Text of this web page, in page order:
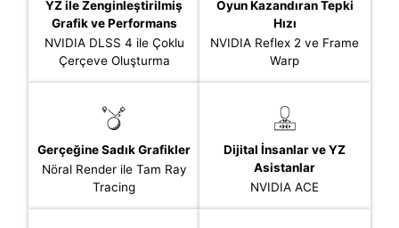
YZ ile Zenginleştirilmiş
Grafik ve Performans
NVIDIA DLSS 4 ile Çoklu
Çerçeve Oluşturma
Oyun Kazandıran Tepki
Hızı
NVIDIA Reflex 2 ve Frame
Warp
Gerçeğine Sadık Grafikler
Nöral Render ile Tam Ray
Tracing
Dijital İnsanlar ve YZ
Asistanlar
NVIDIA ACE